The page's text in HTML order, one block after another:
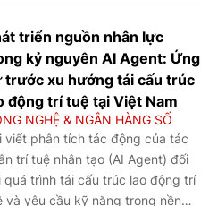
Ngân hàng, đồng thời đặt ra
cầu hoàn thiện khung pháp lý,
cường an ninh dữ liệu và phát
hệ sinh thái tài chính số theo
bền vững.
triển nguồn nhân lực
kỷ nguyên AI Agent: Ứng
trước xu hướng tái cấu trúc
động trí tuệ tại Việt Nam
NGHỆ & NGÂN HÀNG SỐ
viết phân tích tác động của tác
trí tuệ nhân tạo (AI Agent) đối
quá trình tái cấu trúc lao động trí
và yêu cầu kỹ năng trong nền